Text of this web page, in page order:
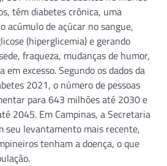
têm diabetes crônica, uma
acúmulo de açúcar no sangue,
(hiperglicemia) e gerando
fraqueza, mudanças de humor,
excesso. Segundo os dados da
2021, o número de pessoas
para 643 milhões até 2030 e
2045. Em Campinas, a Secretaria
seu levantamento mais recente,
tenham a doença, o que